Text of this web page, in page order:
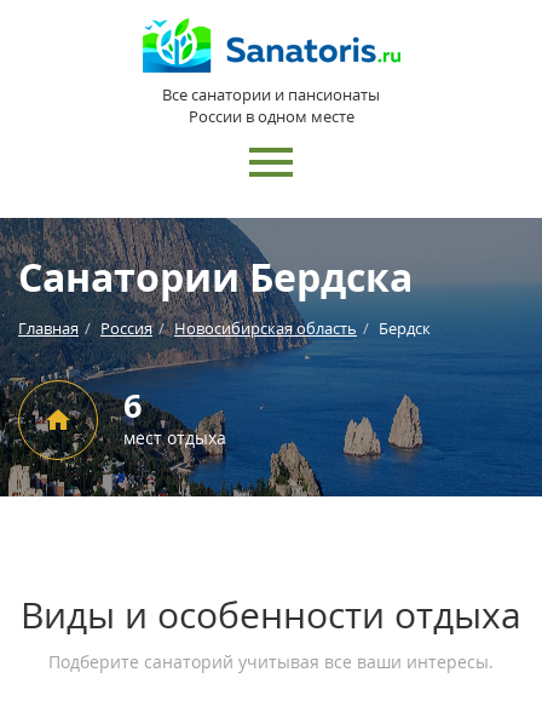
Все санатории и пансионаты
России в одном месте
Санатории Бердска
Главная Россия Новосибирская область Бердск
6
мест отдыха
Виды и особенности отдыха
Подберите санаторий учитывая все ваши интересы.